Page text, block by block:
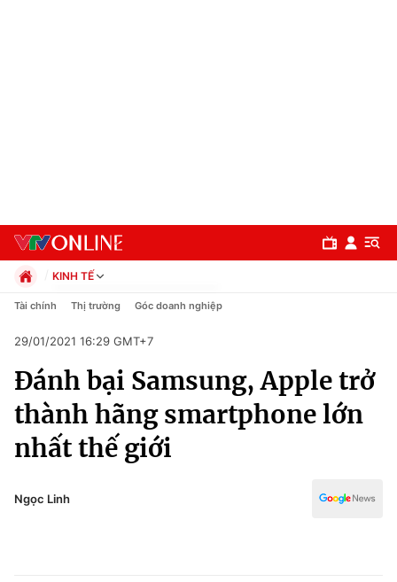
Chuyên mục
Chính trị
Xã hội
Pháp luật
KINH TẾ
Chính trị
Pháp luật
Kinh tế
Thể thao
Truyền hình
Văn hóa - Giải trí
Tài chính Thị trường Góc doanh nghiệp
29/01/2021 16:29 GMT+7
Đánh bại Samsung, Apple trở
thành hãng smartphone lớn
nhất thế giới
Ngọc Linh